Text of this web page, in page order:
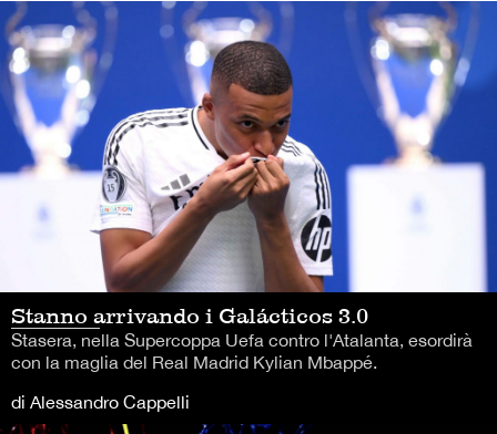
Stanno arrivando i Galácticos 3.0
Stasera, nella Supercoppa Uefa contro l'Atalanta, esordirà
con la maglia del Real Madrid Kylian Mbappé.
di Alessandro Cappelli